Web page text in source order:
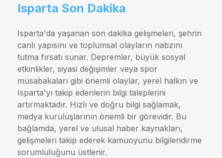
Isparta Son Dakika
Isparta'da yaşanan son dakika gelişmeleri, şehrin
canlı yapısını ve toplumsal olayların nabzını
tutma fırsatı sunar. Depremler, büyük sosyal
etkinlikler, siyasi değişimler veya spor
müsabakaları gibi önemli olaylar, yerel halkın ve
Isparta'yı takip edenlerin bilgi taleplerini
artırmaktadır. Hızlı ve doğru bilgi sağlamak,
medya kuruluşlarının önemli bir görevidir. Bu
bağlamda, yerel ve ulusal haber kaynakları,
gelişmeleri takip ederek kamuoyunu bilgilendirme
sorumluluğunu üstlenir.